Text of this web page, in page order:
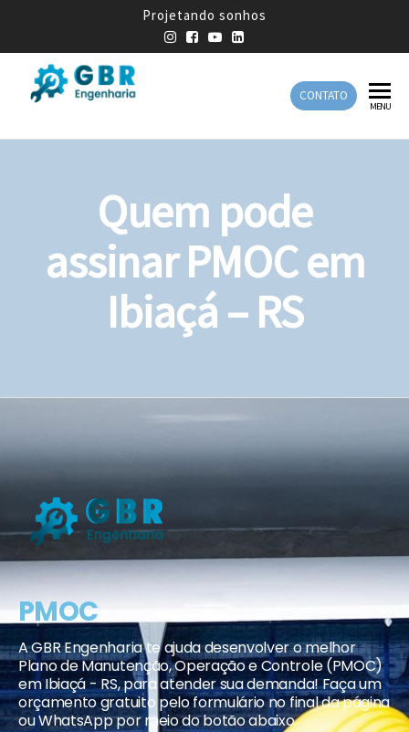
Projetando sonhos
Engenharia
Engenharia
CONTATO
MENU
Quem pode
assinar PMOC em
Ibiaçá – RS
PMOC
A GBR Engenharia te ajuda desenvolver o melhor
Plano de Manutenção, Operação e Controle (PMOC)
em Ibiaçá - RS, para atender sua demanda! Faça um
orçamento gratuito pelo formulário no final da página
ou WhatsApp por meio do botão abaixo.